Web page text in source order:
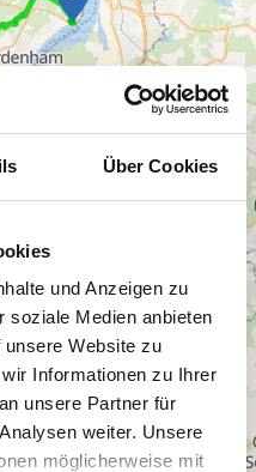
Über Cookies
und Anzeigen zu
soziale Medien anbieten
Website zu
Informationen zu Ihrer
unsere Partner für
weiter. Unsere
möglicherweise mit